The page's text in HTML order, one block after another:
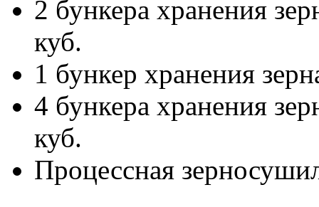
2 бункера хранения
куб.
1 бункер хранения
4 бункера хранения
куб.
Процессная